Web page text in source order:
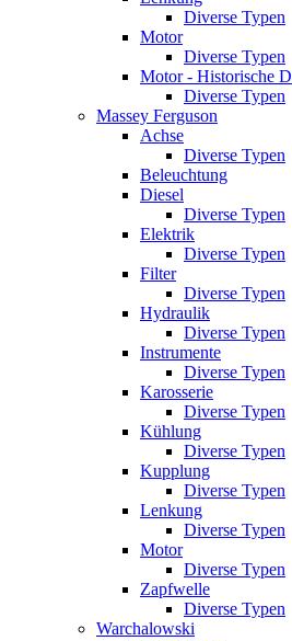
Diverse Typen
Motor
Diverse Typen
Motor - Historische
Diverse Typen
Massey Ferguson
Achse
Diverse Typen
Beleuchtung
Diesel
Diverse Typen
Elektrik
Diverse Typen
Filter
Diverse Typen
Hydraulik
Diverse Typen
Instrumente
Diverse Typen
Karosserie
Diverse Typen
Kühlung
Diverse Typen
Kupplung
Diverse Typen
Lenkung
Diverse Typen
Motor
Diverse Typen
Zapfwelle
Diverse Typen
Warchalowski